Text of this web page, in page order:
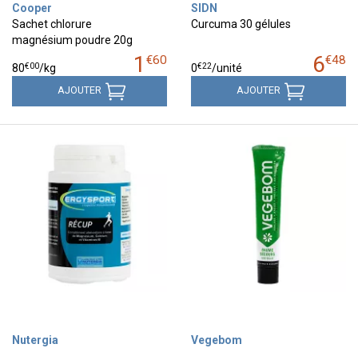
Cooper
Sachet chlorure
magnésium poudre 20g
1 €60
80€00/kg
AJOUTER
SIDN
Curcuma 30 gélules
6€48
0€22/unité
AJOUTER
Nutergia
Vegebom